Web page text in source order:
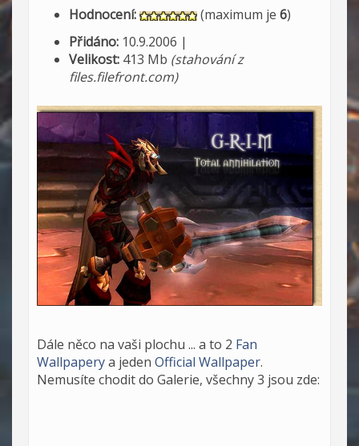
Hodnocení:
(maximum je 6)
Přidáno: 10.9.2006 |
Velikost: 413 Mb (stahování z
files.filefront.com)
Dále něco na vaši plochu ... a to 2 Fan
Wallpaperya jeden Official Wallpaper.
Nemusíte chodit do Galerie, všechny 3 jsou zde: